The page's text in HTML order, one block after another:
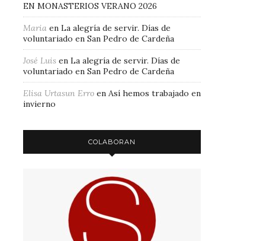
EN MONASTERIOS VERANO 2026
Maria en La alegría de servir. Días de
voluntariado en San Pedro de Cardeña
José Luis en La alegría de servir. Días de
voluntariado en San Pedro de Cardeña
Elisa Urtasun Erro en Así hemos trabajado en
invierno
COLABORAN